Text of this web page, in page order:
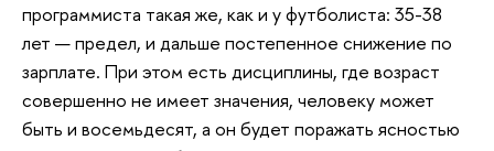
программиста такая же, как и у футболиста: 35-38
лет — предел, и дальше постепенное снижение по
зарплате. При этом есть дисциплины, где возраст
совершенно не имеет значения, человеку может
быть и восемьдесят, а он будет поражать ясностью